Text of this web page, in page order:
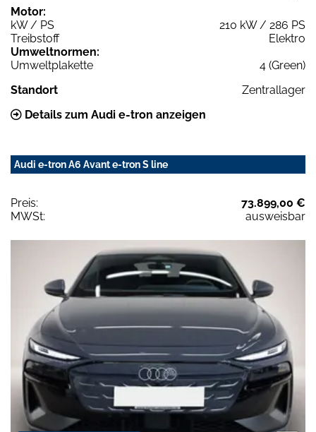
Motor:
kW / PS
210 kW / 286 PS
Treibstoff
Elektro
Umweltnormen:
Umweltplakette
4 (Green)
Standort
Zentrallager
Details zum Audi e-tron anzeigen
Audi e-tron A6 Avant e-tron S line
Preis:
73.899,00 €
MWSt:
ausweisbar